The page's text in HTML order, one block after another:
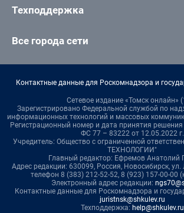
Техподдержка
Все города сети
Контактные данные для Роскомнадзора и
Сетевое издание «Томск онлайн»
Зарегистрировано Федеральной службой по
информационных технологий и массовых
Регистрационный номер и дата принятия
ФС 77 – 83222 от 12.05.2022 г.
Учредитель: Общество с ограниченной
ТЕХНОЛОГИИ"
Главный редактор: Ефремов Анатолий
Адрес редакции: 630099, Россия, Новосибирск, ул.
телефон 8 (383) 212-52-52, 8 (923) 157-00-00
Электронный адрес редакции:
Контактные данные для Роскомнадзора и
juristnsk@shkulev.ru
Техподдержка: help@shkulev.ru